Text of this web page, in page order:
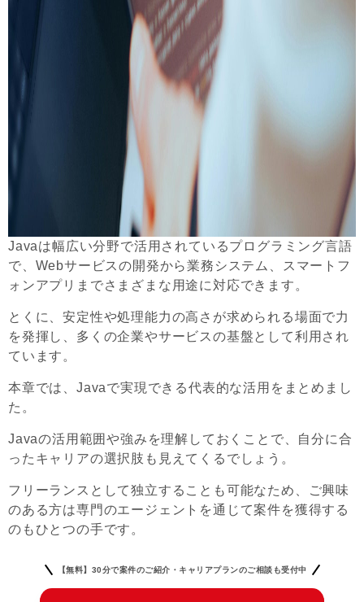
Javaは幅広い分野で活用されているプログラミング言語
で、Webサービスの開発から業務システム、スマートフ
ォンアプリまでさまざまな用途に対応できます。
とくに、安定性や処理能力の高さが求められる場面で力
を発揮し、多くの企業やサービスの基盤として利用され
ています。
本章では、Javaで実現できる代表的な活用をまとめまし
た。
Javaの活用範囲や強みを理解しておくことで、自分に合
ったキャリアの選択肢も見えてくるでしょう。
フリーランスとして独立することも可能なため、ご興味
のある方は専門のエージェントを通じて案件を獲得する
のもひとつの手です。
【無料】30分で案件のご紹介・キャリアプランのご相談も受付中